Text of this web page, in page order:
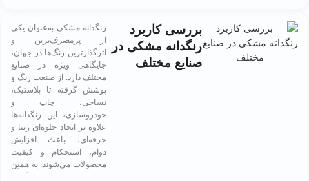
بررسی کاربرد
رنگدانه مشکی در
صنایع مختلف
رنگدانه مشکی به‌عنوان یکی
از پرمصرف‌ترین و
اثرگذارترین رنگ‌ها در جهان،
جایگاهی ویژه در صنایع
مختلف دارد. از صنعت رنگ و
پوشش گرفته تا پلاستیک،
نساجی، چاپ و
خودروسازی، این رنگدانه‌ها
علاوه بر ایجاد جلوه‌ای زیبا و
حرفه‌ای، باعث افزایش
دوام، استحکام و کیفیت
محصولات می‌شوند. به همین